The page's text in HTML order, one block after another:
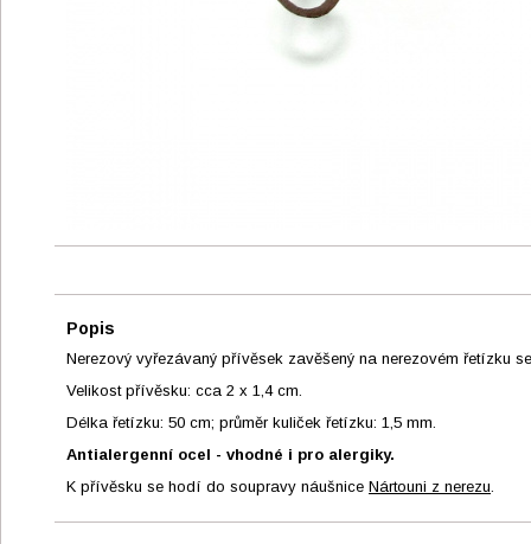
Popis
Nerezový vyřezávaný přívěsek zavěšený na nerezovém řetízku
Velikost přívěsku: cca 2 x 1,4 cm.
Délka řetízku: 50 cm; průměr kuliček řetízku: 1,5 mm.
Antialergenní ocel - vhodné i pro alergiky.
K přívěsku se hodí do soupravy náušnice Nártouni z nerezu.